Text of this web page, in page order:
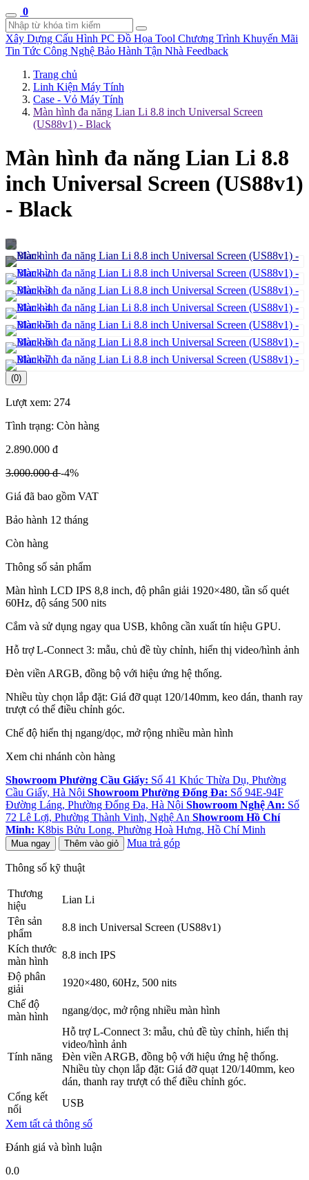
0
Xây Dựng Cấu Hình PC Đồ Họa Tool Chương Trình Khuyến Mãi
Tin Tức Công Nghệ Bảo Hành Tận Nhà Feedback
Trang chủ
Linh Kiện Máy Tính
Case - Vỏ Máy Tính
Màn hình đa năng Lian Li 8.8 inch Universal Screen
(US88v1) - Black
Màn hình đa năng Lian Li 8.8
inch Universal Screen (US88v1)
- Black
(0)
Lượt xem: 274
Tình trạng: Còn hàng
2.890.000 đ
3.000.000 đ-4%
Giá đã bao gồm VAT
Bảo hành 12 tháng
Còn hàng
Thông số sản phẩm
Màn hình LCD IPS 8,8 inch, độ phân giải 1920×480, tần số quét
60Hz, độ sáng 500 nits
Cắm và sử dụng ngay qua USB, không cần xuất tín hiệu GPU.
Hỗ trợ L-Connect 3: mẫu, chủ đề tùy chỉnh, hiển thị video/hình ảnh
Đèn viền ARGB, đồng bộ với hiệu ứng hệ thống.
Nhiều tùy chọn lắp đặt: Giá đỡ quạt 120/140mm, keo dán, thanh ray
trượt có thể điều chỉnh góc.
Chế độ hiển thị ngang/dọc, mở rộng nhiều màn hình
Xem chi nhánh còn hàng
Showroom Phường Cầu Giấy: Số 41 Khúc Thừa Dụ, Phường
Cầu Giấy, Hà Nội Showroom Phường Đống Đa: Số 94E-94F
Đường Láng, Phường Đống Đa, Hà Nội Showroom Nghệ An: Số
72 Lê Lợi, Phường Thành Vinh, Nghệ An Showroom Hồ Chí
Minh: K8bis Bửu Long, Phường Hoà Hưng, Hồ Chí Minh
Mua ngay Thêm vào giỏ Mua trả góp
Thông số kỹ thuật
Thương
hiệu
Lian Li
Tên sản
phẩm
8.8 inch Universal Screen (US88v1)
Kích thước
màn hình
8.8 inch IPS
Độ phân
giải
1920×480, 60Hz, 500 nits
Chế độ
màn hình
ngang/dọc, mở rộng nhiều màn hình
Tính năng
Hỗ trợ L-Connect 3: mẫu, chủ đề tùy chỉnh, hiển thị
video/hình ảnh
Đèn viền ARGB, đồng bộ với hiệu ứng hệ thống.
Nhiều tùy chọn lắp đặt: Giá đỡ quạt 120/140mm, keo
dán, thanh ray trượt có thể điều chỉnh góc.
Cổng kết
nối
USB
Xem tất cả thông số
Đánh giá và bình luận
0.0